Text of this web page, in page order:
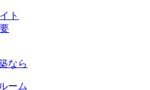
ト
なら